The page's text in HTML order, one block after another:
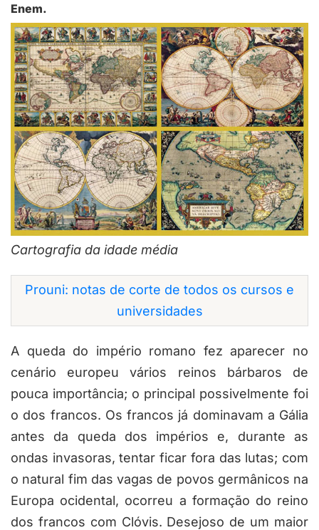
Enem.
Cartografia da idade média
Prouni: notas de corte de todos os cursos e
universidades
A queda do império romano fez aparecer no
cenário europeu vários reinos bárbaros de
pouca importância; o principal possivelmente foi
o dos francos. Os francos já dominavam a Gália
antes da queda dos impérios e, durante as
ondas invasoras, tentar ficar fora das lutas; com
o natural fim das vagas de povos germânicos na
Europa ocidental, ocorreu a formação do reino
dos francos com Clóvis. Desejoso de um maior